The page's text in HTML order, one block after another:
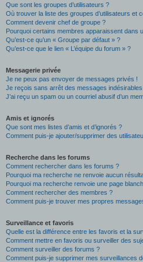
Que sont les groupes d’utilisateurs ?
Où trouver la liste des groupes d’utilisateurs et
Comment devenir chef de groupe ?
Pourquoi certains membres apparaissent dans
Qu’est-ce qu’un « Groupe par défaut » ?
Qu’est-ce que le lien « L’équipe du forum » ?
Messagerie privée
Je ne peux pas envoyer de messages privés !
Je reçois sans arrêt des messages indésirables
J’ai reçu un spam ou un courriel abusif d’un
Amis et ignorés
Que sont mes listes d’amis et d’ignorés ?
Comment puis-je ajouter/supprimer des
Recherche dans les forums
Comment rechercher dans les forums ?
Pourquoi ma recherche ne renvoie aucun
Pourquoi ma recherche renvoie une page
Comment rechercher des membres ?
Comment puis-je trouver mes propres
Surveillance et favoris
Quelle est la différence entre les favoris et la
Comment mettre en favoris ou surveiller des
Comment surveiller des forums ?
Comment puis-je supprimer mes surveillances